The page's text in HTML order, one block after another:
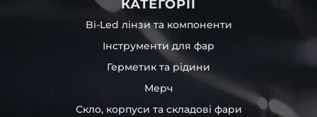
КАТЕГОРІЇ
Bi-Led лінзи та компоненти
Інструменти для фар
Герметик та рідини
Мерч
Скло, корпуси та складові фари